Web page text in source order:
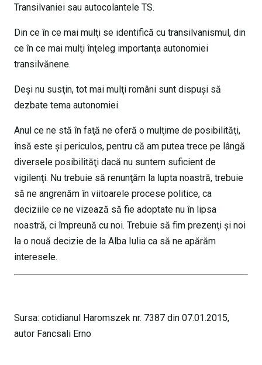
Transilvaniei sau autocolantele TS.
Din ce în ce mai mulţi se identifică cu transilvanismul, din
ce în ce mai mulţi înţeleg importanţa autonomiei
transilvănene.
Deşi nu susţin, tot mai mulţi români sunt dispuşi să
dezbate tema autonomiei.
Anul ce ne stă în faţă ne oferă o mulţime de posibilităţi,
însă este şi periculos, pentru că am putea trece pe lângă
diversele posibilităţi dacă nu suntem suficient de
vigilenţi. Nu trebuie să renunţăm la lupta noastră, trebuie
să ne angrenăm în viitoarele procese politice, ca
deciziile ce ne vizează să fie adoptate nu în lipsa
noastră, ci împreună cu noi. Trebuie să fim prezenţi şi noi
la o nouă decizie de la Alba Iulia ca să ne apărăm
interesele.
Sursa: cotidianul Haromszek nr. 7387 din 07.01.2015,
autor Fancsali Erno